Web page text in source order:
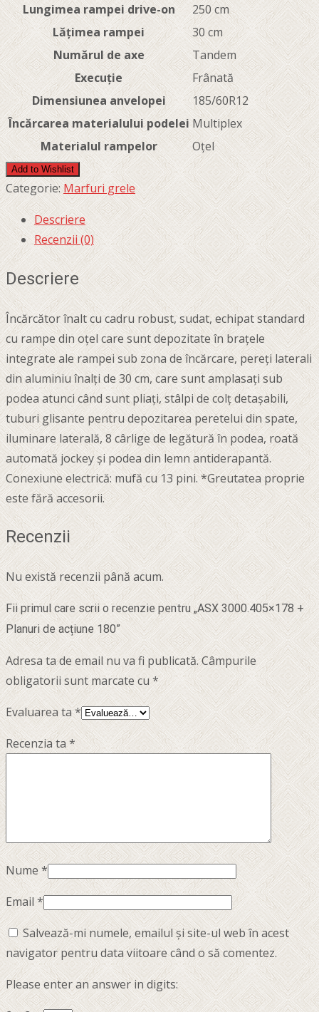
Lungimea rampei drive-on
250 cm
Lățimea rampei
30 cm
Numărul de axe
Tandem
Execuție
Frânată
Dimensiunea anvelopei
185/60R12
Încărcarea materialului podelei Multiplex
Materialul rampelor
Oțel
Add to Wishlist
Categorie:Marfuri grele
Descriere
Recenzii (0)
Descriere
Încărcător înalt cu cadru robust, sudat, echipat standard
cu rampe din oțel care sunt depozitate în brațele
integrate ale rampei sub zona de încărcare, pereți laterali
din aluminiu înalți de 30 cm, care sunt amplasați sub
podea atunci când sunt pliați, stâlpi de colț detașabili,
tuburi glisante pentru depozitarea peretelui din spate,
iluminare laterală, 8 cârlige de legătură în podea, roată
automată jockey și podea din lemn antiderapantă.
Conexiune electrică: mufă cu 13 pini. *Greutatea proprie
este fără accesorii.
Recenzii
Nu există recenzii până acum.
Fii primul care scrii o recenzie pentru „ASX 3000.405×178 +
Planuri de acțiune 180”
Adresa ta de email nu va fi publicată.Câmpurile
obligatorii sunt marcate cu*
Evaluarea ta*
Recenzia ta*
Nume*
Email*
Salvează-mi numele, emailul și site-ul web în acest
navigator pentru data viitoare când o să comentez.
Please enter an answer in digits: